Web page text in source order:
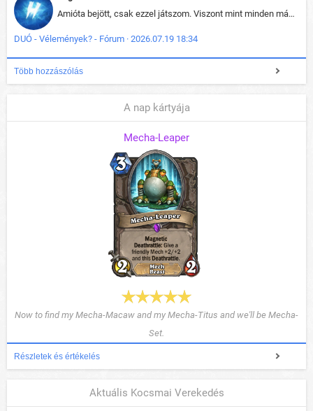
Amióta bejött, csak ezzel játszom. Viszont mint minden más - akár az alapjáték is, ez is baromira összetett lett. Néha már pár kör után is esélytelen az egész. Vagy irreállisan túltápol valaki, vagy lelép a partner, vagy csak hülye mint a segg. És amikor eljönne az én időm, na akkor jön el mindenki másé is. Engem jobban érdekelne, hogy ki milyen ratingen szokott játszani. Na ez lenne egy érdekes adat.
DUÓ - Vélemények? - Fórum · 2026.07.19 18:34
Több hozzászólás
A nap kártyája
Mecha-Leaper
Now to find my Mecha-Macaw and my Mecha-Titus and we'll be Mecha-
Set.
Részletek és értékelés
Aktuális Kocsmai Verekedés